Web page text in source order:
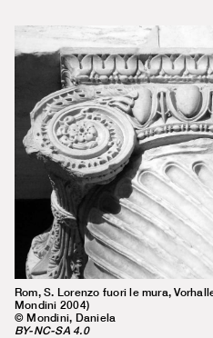
Rom, S. Lorenzo fuori le mura,
Mondini 2004)
© Mondini, Daniela
BY-NC-SA 4.0